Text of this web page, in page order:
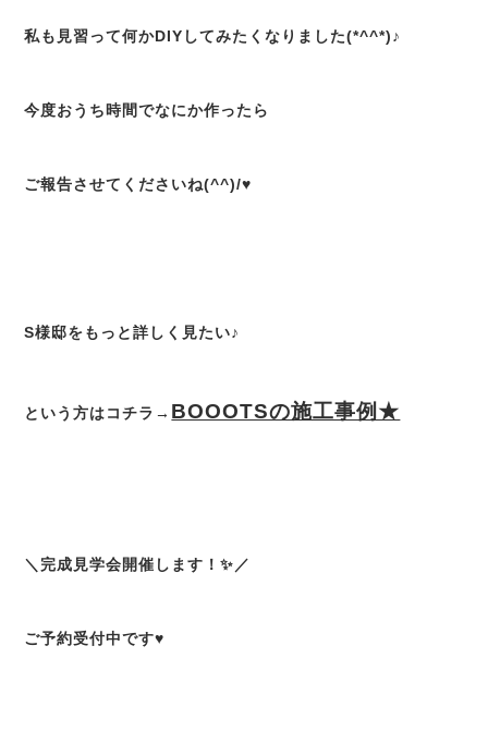
私も見習って何かDIYしてみたくなりました(*^^*)♪
今度おうち時間でなにか作ったら
ご報告させてくださいね(^^)/♥
S様邸をもっと詳しく見たい♪
という方はコチラ→ BOOOTSの施工事例★
＼完成見学会開催します！✨／
ご予約受付中です♥